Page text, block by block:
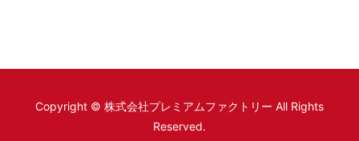
Copyright © 株式会社プレミアムファクトリー All Rights
Reserved.